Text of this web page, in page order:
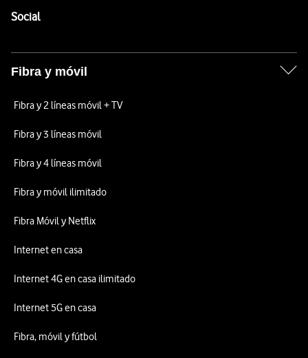
SocialEnlaces a las redes sociales de Vodafone
Fibra y móvil
Fibra y 2 líneas móvil + TV
Fibra y 3 líneas móvil
Fibra y 4 líneas móvil
Fibra y móvil ilimitado
Fibra Móvil y Netflix
Internet en casa
Internet 4G en casa ilimitado
Internet 5G en casa
Fibra, móvil y fútbol